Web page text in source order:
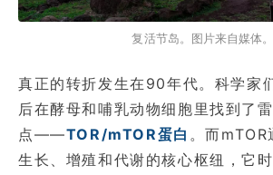
复活节岛。图片来自媒体。
真正的转折发生在90年代。科学家
后在酵母和哺乳动物细胞里找到了
点——TOR/mTOR蛋白 。而mTOR
生长、增殖和代谢的核心枢纽，它